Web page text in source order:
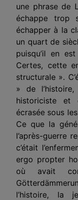
une phrase de
échappe trop
échapper à la
un quart de
puisqu’il en
Certes, cette
structurale ».
» de l’histoire,
historiciste et
écrasée sous
Ce que la
l’après-guerre
c’était
ergo propter
où avait
l’histoire, la